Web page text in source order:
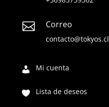
 Correo
contacto@tokyos.cl
Mi cuenta
Lista de deseos